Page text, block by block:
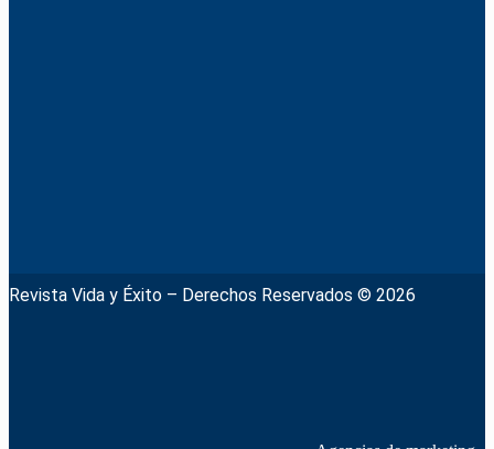
Revista Vida y Éxito – Derechos Reservados © 2026